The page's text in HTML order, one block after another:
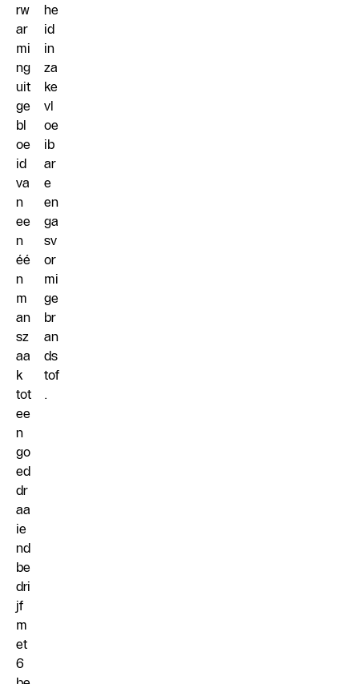
rw
ar
mi
ng
uit
ge
bl
oe
id
va
n
ee
n
éé
n
m
an
sz
aa
k
tot
ee
n
go
ed
dr
aa
ie
nd
be
dri
jf
m
et
6
he
id
in
za
ke
vl
oe
ib
ar
e
en
ga
sv
or
mi
ge
br
an
ds
tof
.